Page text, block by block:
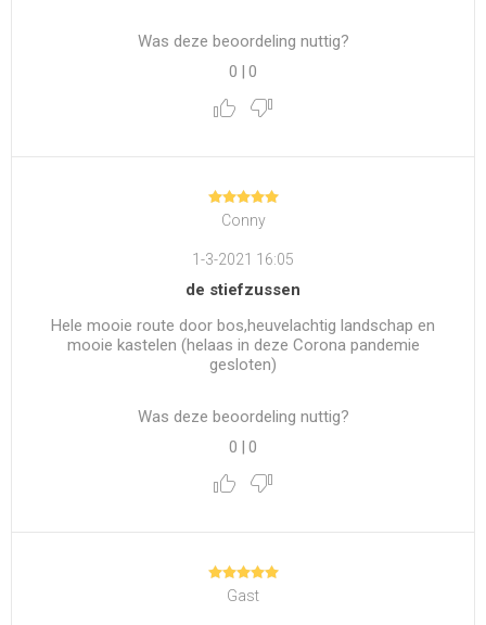
Was deze beoordeling nuttig?
0 | 0
Conny
1-3-2021 16:05
de stiefzussen
Hele mooie route door bos,heuvelachtig landschap en
mooie kastelen (helaas in deze Corona pandemie
gesloten)
Was deze beoordeling nuttig?
0
0
Gast